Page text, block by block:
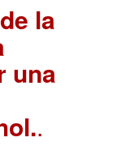
la
una
.